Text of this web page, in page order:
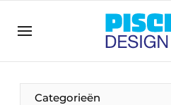
Contact direct
Categorieën